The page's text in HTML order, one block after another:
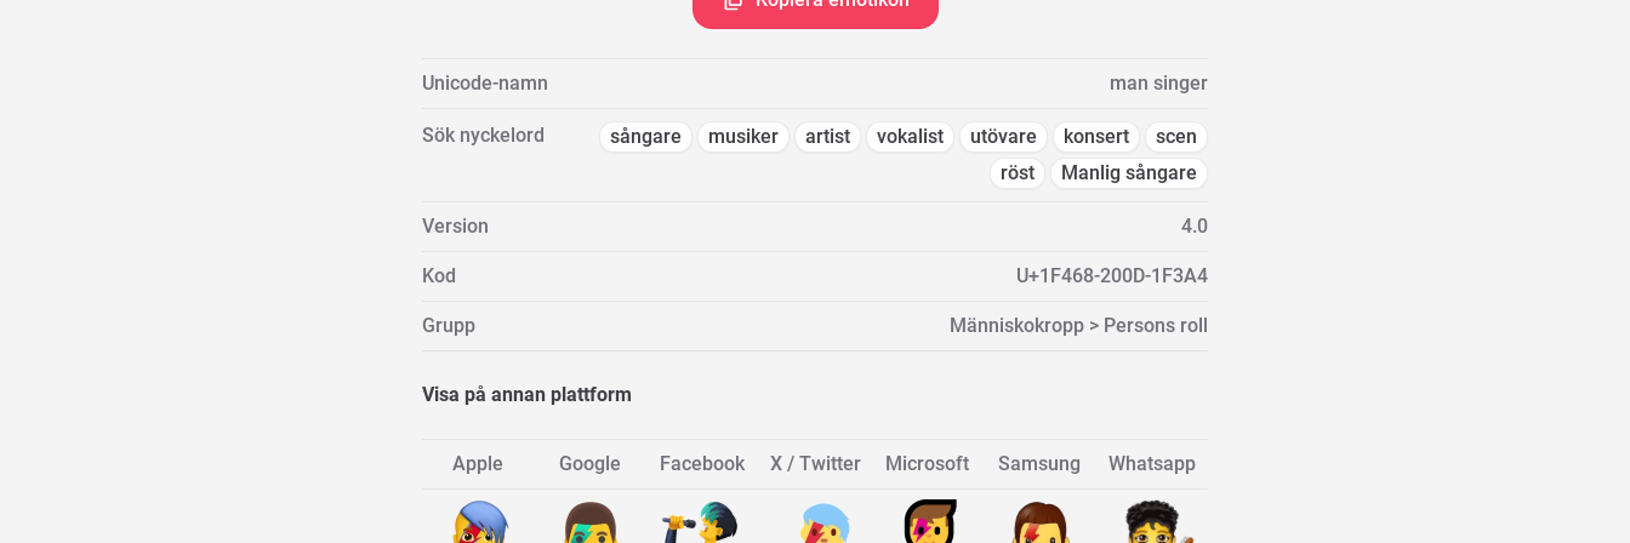
Unicode-namn man singer
Sök nyckelord sångare musiker artist vokalist utövare konsert
scen
röst
Manlig sångare
Version 4.0
Kod U+1F468-200D-1F3A4
Grupp Människokropp > Persons roll
Visa på annan plattform
Apple Google Facebook X / Twitter Microsoft Samsung Whatsapp